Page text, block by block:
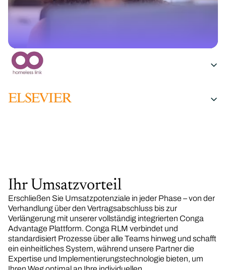
Ihr Umsatzvorteil
Erschließen Sie Umsatzpotenziale in jeder Phase – von der
Verhandlung über den Vertragsabschluss bis zur
Verlängerung mit unserer vollständig integrierten Conga
Advantage Plattform. Conga RLM verbindet und
standardisiert Prozesse über alle Teams hinweg und schafft
ein einheitliches System, während unsere Partner die
Expertise und Implementierungstechnologie bieten, um